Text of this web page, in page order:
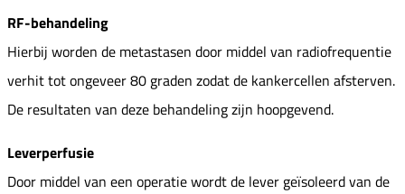
RF-behandeling
Hierbij worden de metastasen door middel van radiofrequentie
verhit tot ongeveer 80 graden zodat de kankercellen afsterven.
De resultaten van deze behandeling zijn hoopgevend.
Leverperfusie
Door middel van een operatie wordt de lever geïsoleerd van de